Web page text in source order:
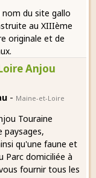
nom du site gallo
au XIIIème
originale et de
Anjou
- Maine-et-Loire
Touraine
paysages,
qu'une faune et
Parc domiciliée à
fournir tous les